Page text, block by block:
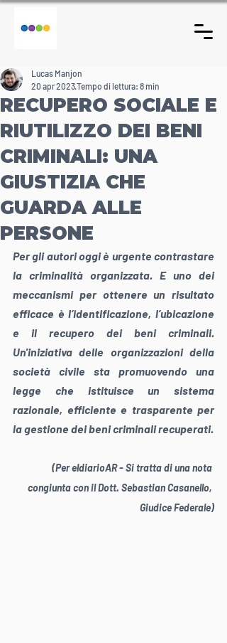
RECUPERO SOCIALE E
RIUTILIZZO DEI BENI
CRIMINALI: UNA
GIUSTIZIA CHE
GUARDA ALLE
PERSONE
Lucas Manjon
20 apr 2023Tempo di lettura: 8 min
Per gli autori oggi è urgente contrastare
la criminalità organizzata. E uno dei
meccanismi per ottenere un risultato
efficace è l’identificazione, l’ubicazione
e il recupero dei beni criminali.
Un'iniziativa delle organizzazioni della
società civile sta promuovendo una
legge che istituisce un sistema
razionale, efficiente e trasparente per
la gestione dei beni criminali recuperati.
(Per eldiarioAR - Si tratta di una nota
congiunta con il Dott. Sebastian Casanello,
Giudice Federale)